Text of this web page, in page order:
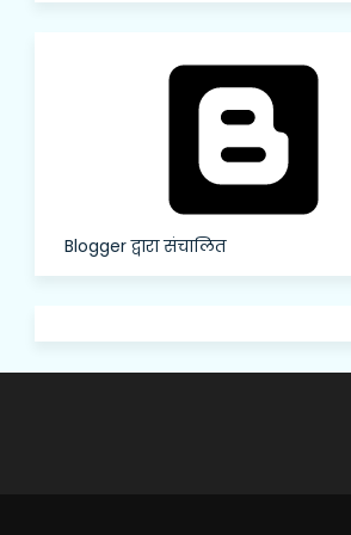
Blogger द्वारा संचालित